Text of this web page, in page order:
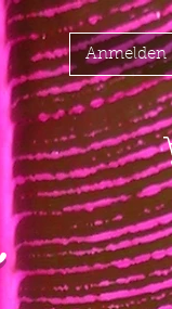
Anmelden